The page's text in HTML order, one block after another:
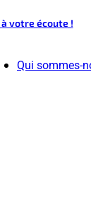
à votre écoute !
Qui sommes-